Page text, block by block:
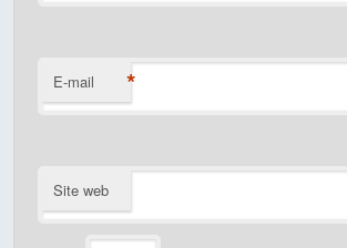
E-mail *
Site web